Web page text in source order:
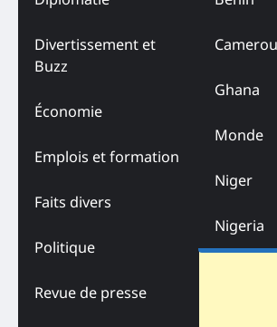
Divertissement et
Buzz
Économie
Emplois et formation
Faits divers
Politique
Revue de presse
Ghana
Monde
Niger
Nigeria